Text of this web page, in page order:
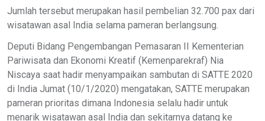
Jumlah tersebut merupakan hasil pembelian 32.700 pax dari
wisatawan asal India selama pameran berlangsung.
Deputi Bidang Pengembangan Pemasaran II Kementerian
Pariwisata dan Ekonomi Kreatif (Kemenparekraf) Nia
Niscaya saat hadir menyampaikan sambutan di SATTE 2020
di India Jumat (10/1/2020) mengatakan, SATTE merupakan
pameran prioritas dimana Indonesia selalu hadir untuk
menarik wisatawan asal India dan sekitarnya datang ke